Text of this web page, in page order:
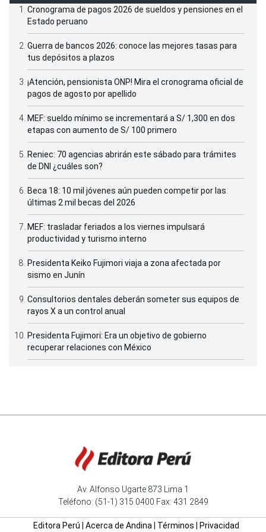
Cronograma de pagos 2026 de sueldos y pensiones en el
Estado peruano
Guerra de bancos 2026: conoce las mejores tasas para
tus depósitos a plazos
¡Atención, pensionista ONP! Mira el cronograma oficial de
pagos de agosto por apellido
MEF: sueldo mínimo se incrementará a S/ 1,300 en dos
etapas con aumento de S/ 100 primero
Reniec: 70 agencias abrirán este sábado para trámites
de DNI ¿cuáles son?
Beca 18: 10 mil jóvenes aún pueden competir por las
últimas 2 mil becas del 2026
MEF: trasladar feriados a los viernes impulsará
productividad y turismo interno
Presidenta Keiko Fujimori viaja a zona afectada por
sismo en Junín
Consultorios dentales deberán someter sus equipos de
rayos X a un control anual
Presidenta Fujimori: Era un objetivo de gobierno
recuperar relaciones con México
Av. Alfonso Ugarte 873 Lima 1
Teléfono: (51-1) 315 0400 Fax: 431 2849
Editora Perú Acerca de Andina Términos Privacidad